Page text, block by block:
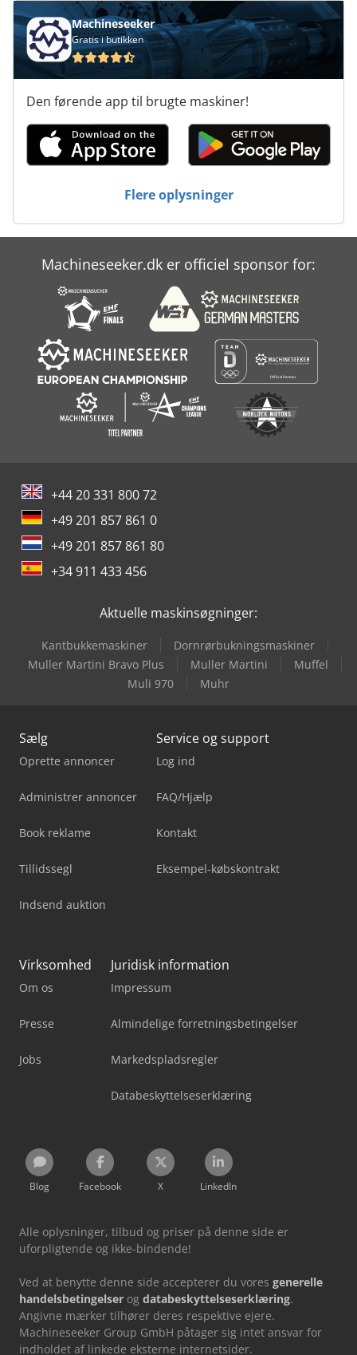
Udvikling Af Maskinen
Machineseeker
Gratis i butikken
Den førende app til brugte maskiner!
Flere oplysninger
Machineseeker.dk er officiel sponsor for:
+44 20 331 800 72
+49 201 857 861 0
+49 201 857 861 80
+34 911 433 456
Aktuelle maskinsøgninger:
Kantbukkemaskiner
Dornrørbukningsmaskiner
Muller Martini Bravo Plus
Muller Martini
Muffel
Muli 970
Muhr
Sælg
Oprette annoncer
Administrer annoncer
Book reklame
Tillidssegl
Indsend auktion
Service og support
Log ind
FAQ/Hjælp
Kontakt
Eksempel-købskontrakt
Virksomhed
Om os
Presse
Jobs
Juridisk information
Impressum
Almindelige forretningsbetingelser
Markedspladsregler
Databeskyttelseserklæring
Blog Facebook X LinkedIn
Alle oplysninger, tilbud og priser på denne side er
uforpligtende og ikke-bindende!
Ved at benytte denne side accepterer du vores generelle
handelsbetingelser og databeskyttelseserklæring.
Angivne mærker tilhører deres respektive ejere.
Machineseeker Group GmbH påtager sig intet ansvar for
indholdet af linkede eksterne internetsider.